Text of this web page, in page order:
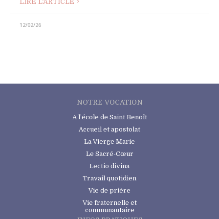
LIRE L'ARTICLE >
12/02/26
NOTRE VOCATION
A l’école de Saint Benoît
Accueil et apostolat
La Vierge Marie
Le Sacré-Cœur
Lectio divina
Travail quotidien
Vie de prière
Vie fraternelle et
communautaire